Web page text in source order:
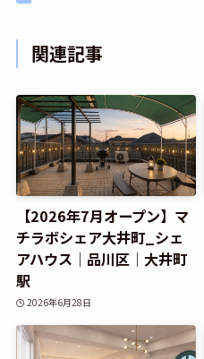
関連記事
【2026年7月オープン】マ
チラボシェア大井町_シェ
アハウス｜品川区｜大井町
駅
2026年6月28日